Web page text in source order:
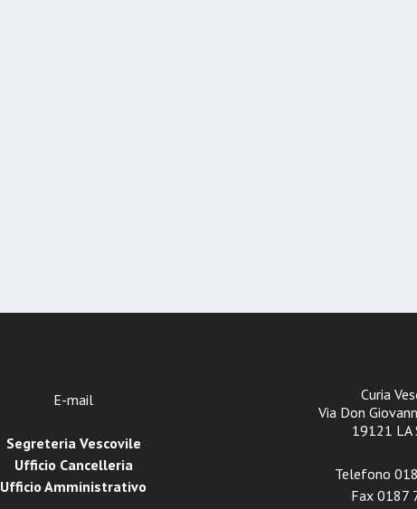
E-mail
Segreteria Vescovile
Ufficio Cancelleria
Ufficio Amministrativo
Curia
Via Don
19121 LA
Telefono
Fax 0187